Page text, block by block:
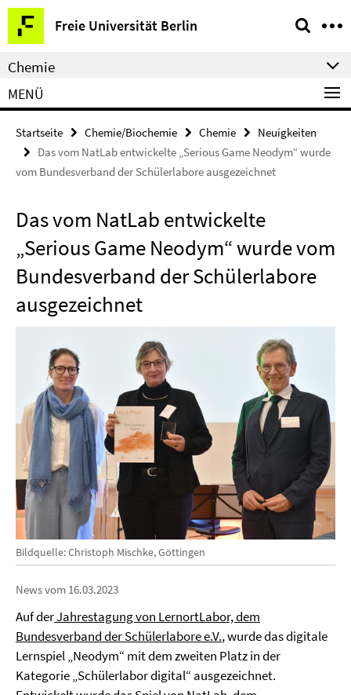
Springe
direkt
zu
Inhalt
Freie Universität Berlin
Service-
Navigation
Chemie
MENÜ
Startseite Chemie/Biochemie Chemie
Neuigkeiten
Das vom NatLab entwickelte „Serious Game Neodym“ wurde
vom Bundesverband der Schülerlabore ausgezeichnet
Das vom NatLab entwickelte
„Serious Game Neodym“ wurde vom
Bundesverband der Schülerlabore
ausgezeichnet
Bildquelle: Christoph Mischke, Göttingen
News vom 16.03.2023
Auf derJahrestagung von LernortLabor, dem
Bundesverband der Schülerlabore e.V., wurde das digitale
Lernspiel „Neodym“ mit dem zweiten Platz in der
Kategorie „Schülerlabor digital“ ausgezeichnet.